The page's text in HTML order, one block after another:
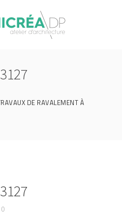
DE RAVALEMENT À
0